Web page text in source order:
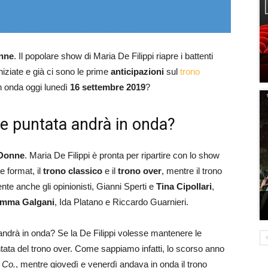
. Il popolare show di Maria De Filippi riapre i battenti
e già ci sono le prime anticipazioni sul trono
onda oggi lunedì 16 settembre 2019?
puntata andrà in onda?
. Maria De Filippi è pronta per ripartire con lo show
format, il trono classico e il trono over, mentre il trono
anche gli opinionisti, Gianni Sperti e Tina Cipollari,
Galgani, Ida Platano e Riccardo Guarnieri.
in onda? Se la De Filippi volesse mantenere le
del trono over. Come sappiamo infatti, lo scorso anno
, mentre giovedì e venerdì andava in onda il trono